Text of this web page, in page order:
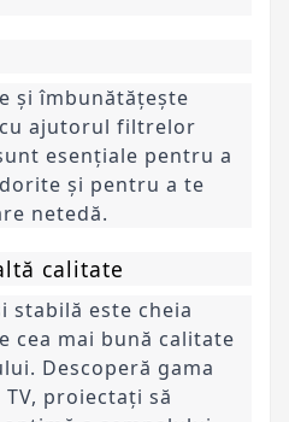
și îmbunătățește
ajutorul filtrelor
esențiale pentru a
și pentru a te
netedă.
calitate
stabilă este cheia
cea mai bună calitate
Descoperă gama
proiectați să